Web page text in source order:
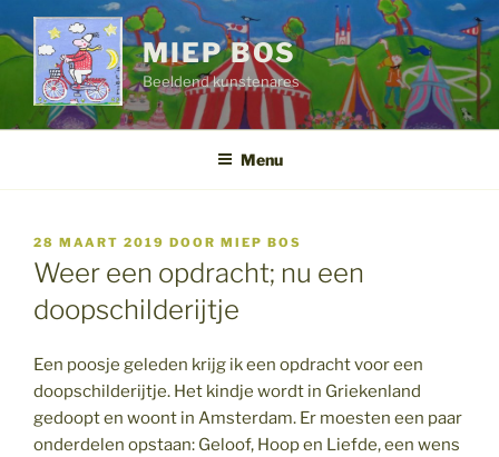
naar
de
inhoud
MIEP BOS
Beeldend kunstenares
Menu
GEPLAATST
OP
28 MAART 2019 DOOR MIEP BOS
Weer een opdracht; nu een
doopschilderijtje
Een poosje geleden krijg ik een opdracht voor een
doopschilderijtje. Het kindje wordt in Griekenland
gedoopt en woont in Amsterdam. Er moesten een paar
onderdelen opstaan: Geloof, Hoop en Liefde, een wens